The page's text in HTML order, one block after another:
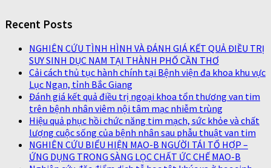
Recent Posts
NGHIÊN CỨU TÌNH HÌNH VÀ ĐÁNH GIÁ KẾT QUẢ ĐIỀU TRỊ
SUY SINH DỤC NAM TẠI THÀNH PHỐ CẦN THƠ
Cải cách thủ tục hành chính tại Bệnh viện đa khoa khu vực
Lục Ngạn, tỉnh Bắc Giang
Đánh giá kết quả điều trị ngoại khoa tổn thương van tim
trên bệnh nhân viêm nội tâm mạc nhiễm trùng
Hiệu quả phục hồi chức năng tim mạch, sức khỏe và chất
lượng cuộc sống của bệnh nhân sau phẫu thuật van tim
NGHIÊN CỨU BIỂU HIỆN MAO-B NGƯỜI TÁI TỔ HỢP –
ỨNG DỤNG TRONG SÀNG LỌC CHẤT ỨC CHẾ MAO-B